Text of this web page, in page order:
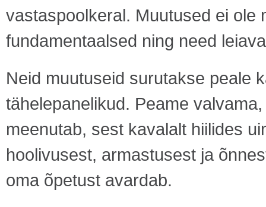
vastaspoolkeral. Muutused ei ole
fundamentaalsed ning need
Neid muutuseid surutakse peale
tähelepanelikud. Peame
meenutab, sest kavalalt hiilides
hoolivusest, armastusest ja
oma õpetust avardab.